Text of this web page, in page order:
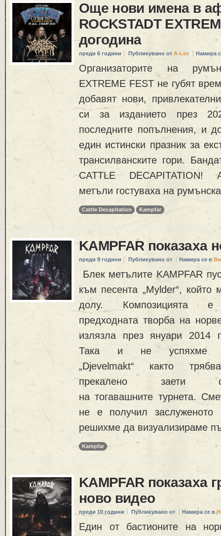
Още нови имена в
ROCKSTADT
догодина
преди 6 години Публикувано от A-Lex Намира
Организаторите на
EXTREME FEST не губят
добавят нови,
си за изданието през
последните попълнения, и
един истински празник за
трансилванските гори.
CATTLE DECAPITATION!
метъли гостуваха на
Cattle Decapitation Kampfar
KAMPFAR показаха
преди 9 години Публикувано от Намира се в
Блек метълите KAMPFAR
към песента „Mylder“, който
долу.
предходната творба на
излязла през януари 2014
Така и не успяхме
„Djevelmakt“ както
прекалено заети с
на тогавашните турнета.
не е получил заслуженото
решихме да визуализираме
Kampfar
KAMPFAR показаха
ново видео
преди 10 години Публикувано от Намира се в
Един от бастионите на